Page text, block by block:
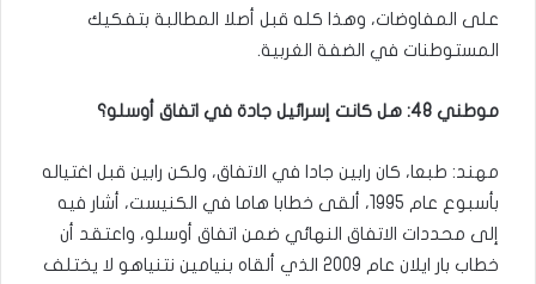
على المفاوضات، وهذا كله قبل أصلا المطالبة بتفكيك
المستوطنات في الضفة الغربية.
موطني 48: هل كانت إسرائيل جادة في اتفاق أوسلو؟
مهند: طبعا، كان رابين جادا في الاتفاق، ولكن رابين قبل اغتياله
بأسبوع عام 1995، ألقى خطابا هاما في الكنيست، أشار فيه
إلى محددات الاتفاق النهائي ضمن اتفاق أوسلو، واعتقد أن
خطاب بار ايلان عام 2009 الذي ألقاه بنيامين نتنياهو لا يختلف